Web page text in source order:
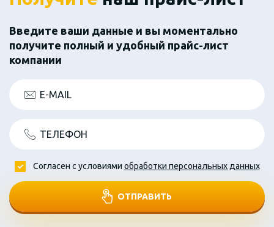
Введите ваши данные и вы моментально
получите полный и удобный прайс-лист
компании
E-MAIL
ТЕЛЕФОН
ОТПРАВИТЬ
Согласен с условиями обработки персональных данных